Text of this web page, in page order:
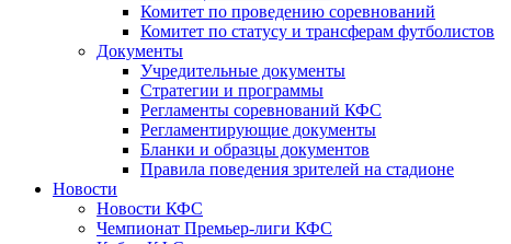
Комитет по проведению соревнований
Комитет по статусу и трансферам футболистов
Документы
Учредительные документы
Стратегии и программы
Регламенты соревнований КФС
Регламентирующие документы
Бланки и образцы документов
Правила поведения зрителей на стадионе
Новости
Новости КФС
Чемпионат Премьер-лиги КФС